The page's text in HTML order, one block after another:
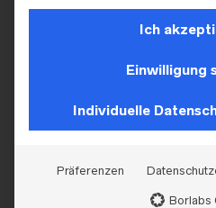
Ich
Einwilligung
Individuelle
Präferenzen
Borlabs